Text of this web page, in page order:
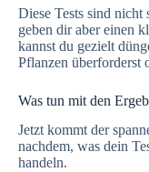
Diese Tests sind nicht
geben dir aber einen
kannst du gezielt
Pflanzen überforderst
Was tun mit den
Jetzt kommt der
nachdem, was dein
handeln.